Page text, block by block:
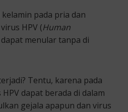
pada pria dan
HPV (Human
dapat menular tanpa di
Tentu, karena pada
dapat berada di dalam
gejala apapun dan virus